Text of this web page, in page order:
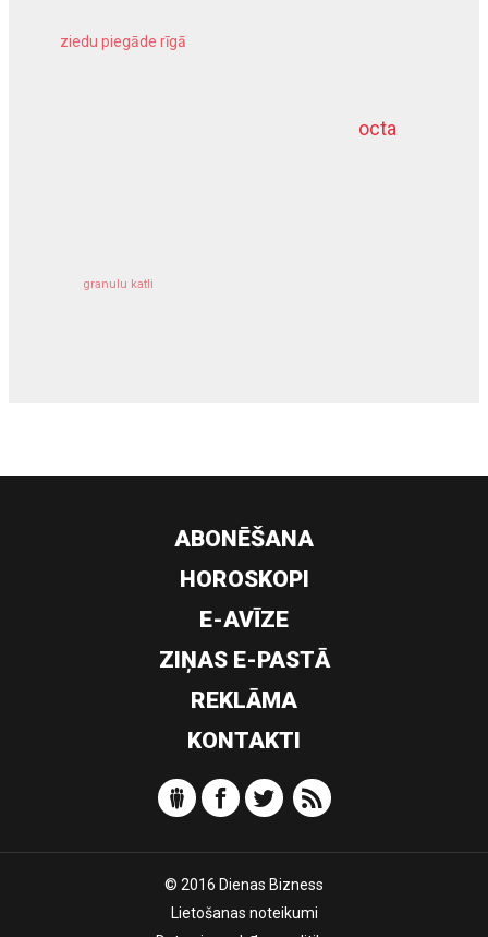
octa
ziedu piegāde rīgā
granulu katli
dziļurbums
ABONĒŠANA
HOROSKOPI
E-AVĪZE
ZIŅAS E-PASTĀ
REKLĀMA
KONTAKTI
© 2016 Dienas Bizness
Lietošanas noteikumi